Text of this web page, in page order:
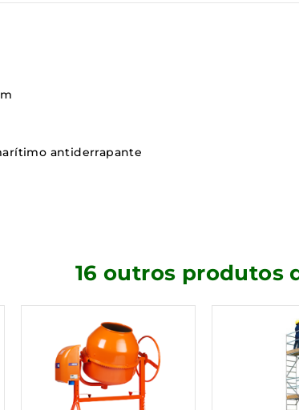
antiderrapante
16 outros produtos